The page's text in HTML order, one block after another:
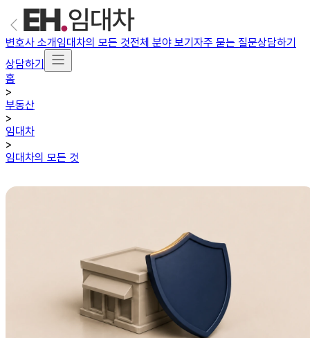
변호사 소개임대차의 모든 것전체 분야 보기자주 묻는 질문상담하기
상담하기
홈
>
부동산
>
임대차
>
임대차의 모든 것